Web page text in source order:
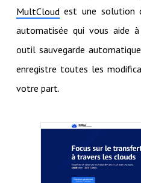
MultCloud est une solution
automatisée qui vous aide
outil sauvegarde
enregistre toutes les
votre part.